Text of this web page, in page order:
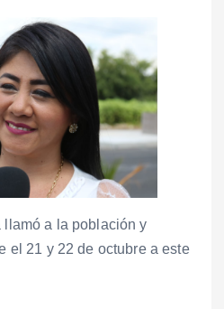
llamó a la población y
el 21 y 22 de octubre a este